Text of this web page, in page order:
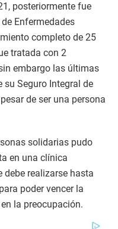
posteriormente fue
Enfermedades
completo de 25
tratada con 2
embargo las últimas
su Seguro Integral de
de ser una persona
solidarias pudo
en una clínica
debe realizarse hasta
poder vencer la
la preocupación.